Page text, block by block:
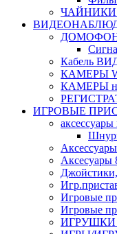
ЧАЙНИКИ
Кабель
КАМЕРЫ
КАМЕРЫ
ИГРОВЫЕ
Аксесуары
Игровые
Игровые
ИГРУШКИ